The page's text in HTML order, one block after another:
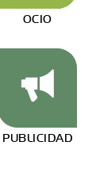
OCIO
PUBLICIDAD